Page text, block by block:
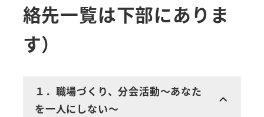
絡先一覧は下部にありま
す）
１．職場づくり、分会活動～あなた
を一人にしない～